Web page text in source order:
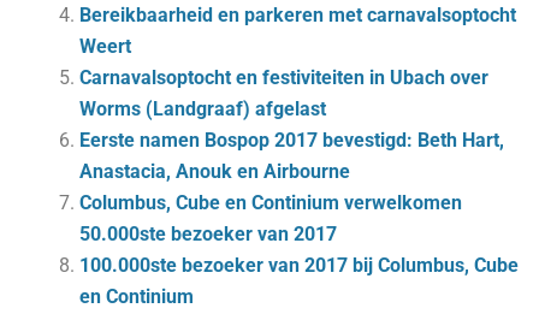
Bereikbaarheid en parkeren met carnavalsoptocht
Weert
Carnavalsoptocht en festiviteiten in Ubach over
Worms (Landgraaf) afgelast
Eerste namen Bospop 2017 bevestigd: Beth Hart,
Anastacia, Anouk en Airbourne
Columbus, Cube en Continium verwelkomen
50.000ste bezoeker van 2017
100.000ste bezoeker van 2017 bij Columbus, Cube
en Continium